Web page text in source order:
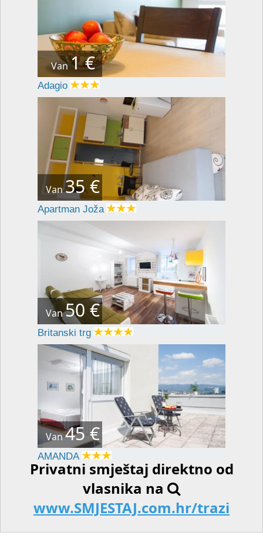
Van1 €
Adagio
Van35 €
Apartman Joža
Van50 €
Britanski trg
Van45 €
AMANDA
Privatni smještaj direktno od
vlasnika na
www.SMJESTAJ.com.hr/trazi